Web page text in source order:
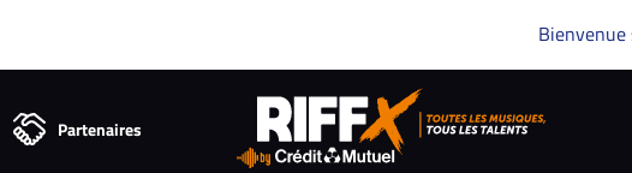
Bienvenue
Partenaires